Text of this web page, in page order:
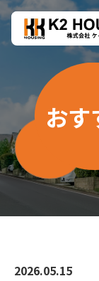
お
2026.05.15